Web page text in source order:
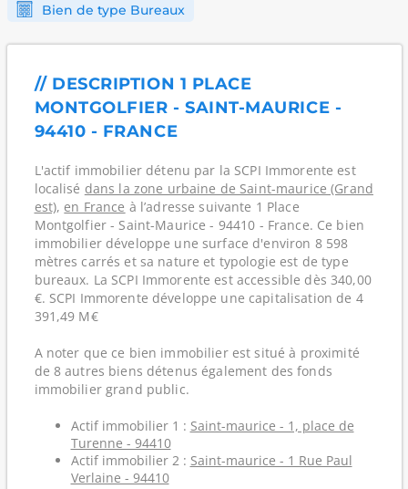
Bien de type Bureaux
// DESCRIPTION 1 PLACE
MONTGOLFIER - SAINT-MAURICE -
94410 - FRANCE
L'actif immobilier détenu par la SCPI Immorente est
localisé dans la zone urbaine de Saint-maurice (Grand
est), en France à l’adresse suivante 1 Place
Montgolfier - Saint-Maurice - 94410 - France. Ce bien
immobilier développe une surface d'environ 8 598
mètres carrés et sa nature et typologie est de type
bureaux. La SCPI Immorente est accessible dès 340,00
€. SCPI Immorente développe une capitalisation de 4
391,49 M€
A noter que ce bien immobilier est situé à proximité
de 8 autres biens détenus également des fonds
immobilier grand public.
Actif immobilier 1 : Saint-maurice - 1, place de
Turenne - 94410
Actif immobilier 2 : Saint-maurice - 1 Rue Paul
Verlaine - 94410